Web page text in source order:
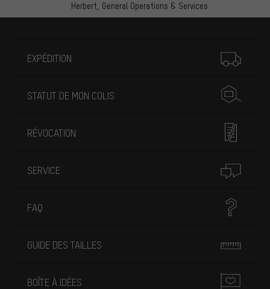
Herbert, General Operations & Services
EXPÉDITION
STATUT DE MON COLIS
RÉVOCATION
SERVICE
FAQ
GUIDE DES TAILLES
BOÎTE À IDÉES